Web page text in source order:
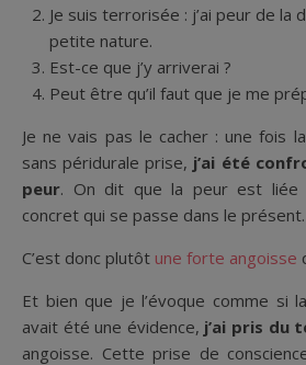
Je suis terrorisée : j’ai peur de la
petite nature.
Est-ce que j’y arriverai ?
Peut être qu’il faut que je me
Je ne vais pas le cacher : une fois
sans péridurale prise, j’ai été
peur. On dit que la peur est liée
concret qui se passe dans le présent.
C’est donc plutôt une forte angoisse
Et bien que je l’évoque comme si
avait été une évidence, j’ai pris du
angoisse. Cette prise de